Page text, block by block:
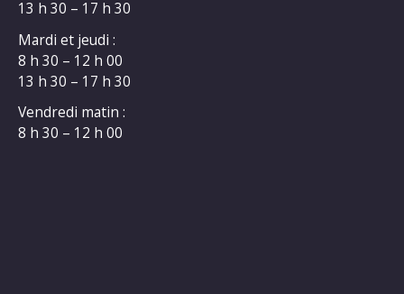
13 h 30 – 17 h 30
Mardi et jeudi :
8 h 30 – 12 h 00
13 h 30 – 17 h 30
Vendredi matin :
8 h 30 – 12 h 00